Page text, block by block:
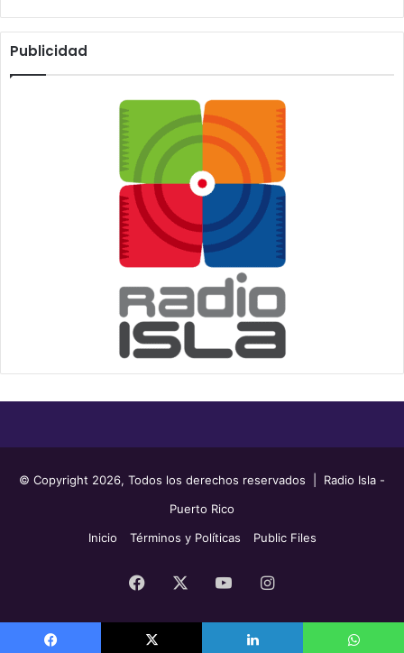
Publicidad
© Copyright 2026, Todos los derechos reservados | Radio Isla -
Puerto Rico
Inicio
Términos y Políticas Public Files
Facebook YouTubeInstagram